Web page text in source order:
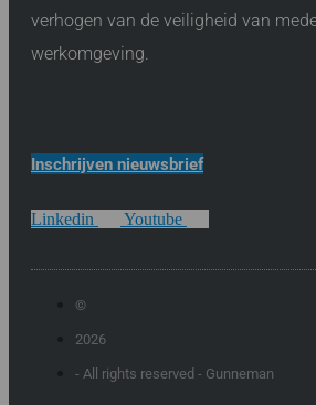
verhogen van de veiligheid van
werkomgeving.
Inschrijven nieuwsbrief
Linkedin Youtube
©
2026
- All rights reserved - Gunneman